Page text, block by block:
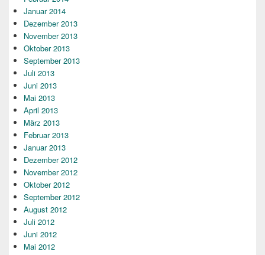
Januar 2014
Dezember 2013
November 2013
Oktober 2013
September 2013
Juli 2013
Juni 2013
Mai 2013
April 2013
März 2013
Februar 2013
Januar 2013
Dezember 2012
November 2012
Oktober 2012
September 2012
August 2012
Juli 2012
Juni 2012
Mai 2012